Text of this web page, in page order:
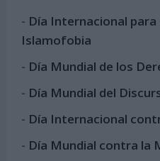
- Día Internacional
Islamofobia
- Día Mundial de los
- Día Mundial del
- Día Internacional
- Día Mundial contra la